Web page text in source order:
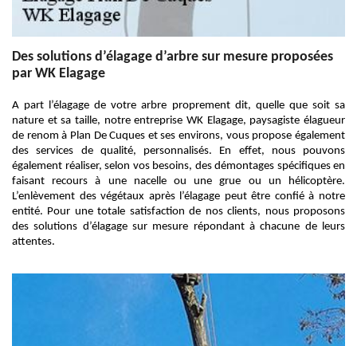
Des solutions d’élagage d’arbre sur mesure proposées
par WK Elagage
A part l’élagage de votre arbre proprement dit, quelle que soit sa
nature et sa taille, notre entreprise WK Elagage, paysagiste élagueur
de renom à Plan De Cuques et ses environs, vous propose également
des services de qualité, personnalisés. En effet, nous pouvons
également réaliser, selon vos besoins, des démontages spécifiques en
faisant recours à une nacelle ou une grue ou un hélicoptère.
L’enlèvement des végétaux après l’élagage peut être confié à notre
entité. Pour une totale satisfaction de nos clients, nous proposons
des solutions d’élagage sur mesure répondant à chacune de leurs
attentes.